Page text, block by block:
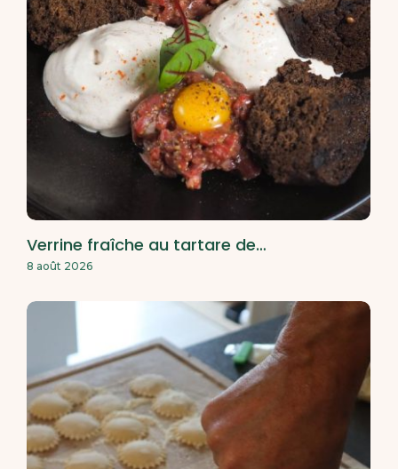
Verrine fraîche au tartare de…
8 août 2026